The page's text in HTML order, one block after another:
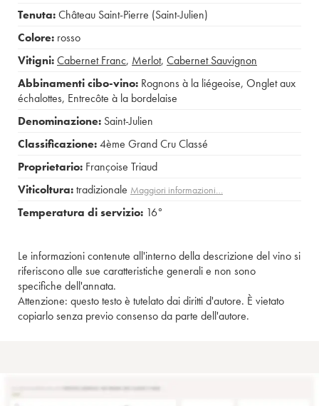
Tenuta:Château Saint-Pierre (Saint-Julien)
Colore: rosso
Vitigni:Cabernet Franc, Merlot, Cabernet Sauvignon
Abbinamenti cibo-vino: Rognons à la liégeoise, Onglet aux
échalottes, Entrecôte à la bordelaise
Denominazione: Saint-Julien
Classificazione:4ème Grand Cru Classé
Proprietario: Françoise Triaud
Viticoltura:tradizionale Maggiori informazioni…
Temperatura di servizio: 16°
Le informazioni contenute all'interno della descrizione del vino si
riferiscono alle sue caratteristiche generali e non sono
specifiche dell'annata.
Attenzione: questo testo è tutelato dai diritti d'autore. È vietato
copiarlo senza previo consenso da parte dell'autore.